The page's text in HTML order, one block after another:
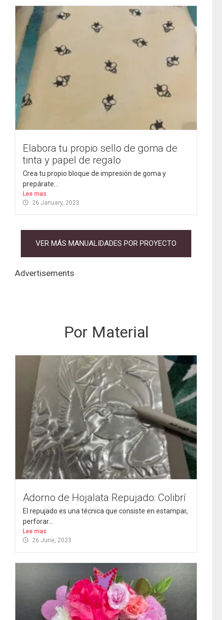
Elabora tu propio sello de goma de
tinta y papel de regalo
Crea tu propio bloque de impresión de goma y
prepárate...
Lee mas
26 January, 2023
VER MÁS MANUALIDADES POR PROYECTO
Advertisements
Por Material
Adorno de Hojalata Repujado: Colibrí
El repujado es una técnica que consiste en estampar,
perforar...
Lee mas
26 June, 2023